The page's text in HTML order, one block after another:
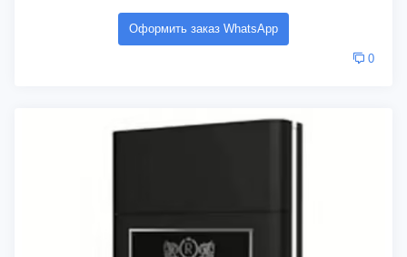
Оформить заказ WhatsApp
0